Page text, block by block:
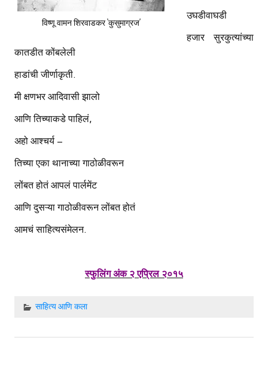
विष्णू वामन शिरवाडकर ‘कुसुमाग्रज’
उघडीवाघडी
हजार सुरकुत्यांच्या
कातडीत कोंबलेली
हाडांची जीर्णाकृती.
मी क्षणभर आदिवासी झालो
आणि तिच्याकडे पाहिलं,
अहो आश्चर्य –
तिच्या एका थानाच्या गाठोळीवरून
लोंबत होतं आपलं पार्लमेंट
आणि दुसऱ्या गाठोळीवरून लोंबत होतं
आमचं साहित्यसंमेलन.
स्फुलिंग अंक २ एप्रिल २०१५
साहित्‍य आणि कला